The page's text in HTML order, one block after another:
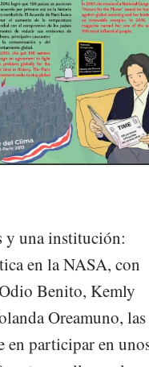
y una institución:
en la NASA, con
Benito, Kemly
Oreamuno, las
en participar en